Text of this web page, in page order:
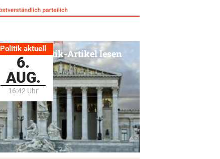
Politik aktuell
6.
AUG.
16:42 Uhr
Alle Politik-Artikel lesen